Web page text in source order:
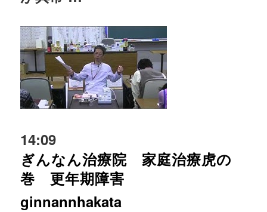
14:09
ぎんなん治療院 家庭治療虎の
巻 更年期障害
ginnannhakata